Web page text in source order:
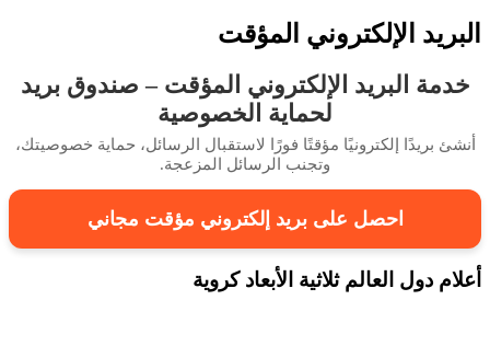
الإلكتروني المؤقت
البريد الإلكتروني المؤقت – صندوق بريد
لحماية الخصوصية
بريدًا إلكترونيًا مؤقتًا فورًا لاستقبال الرسائل، حماية خصوصيتك،
وتجنب الرسائل المزعجة.
احصل على بريد إلكتروني مؤقت مجاني
دول العالم ثلاثية الأبعاد كروية